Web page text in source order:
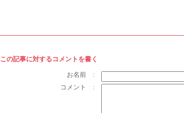
この記事に対するコメントを書く
お名前 :
コメント :